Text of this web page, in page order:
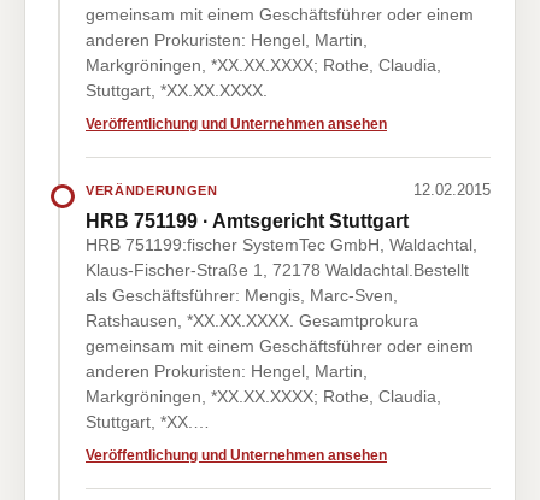
gemeinsam mit einem Geschäftsführer oder einem
anderen Prokuristen: Hengel, Martin,
Markgröningen, *XX.XX.XXXX; Rothe, Claudia,
Stuttgart, *XX.XX.XXXX.
Veröffentlichung und Unternehmen ansehen
VERÄNDERUNGEN 12.02.2015
HRB 751199 · Amtsgericht Stuttgart
HRB 751199:fischer SystemTec GmbH, Waldachtal,
Klaus-Fischer-Straße 1, 72178 Waldachtal.Bestellt
als Geschäftsführer: Mengis, Marc-Sven,
Ratshausen, *XX.XX.XXXX. Gesamtprokura
gemeinsam mit einem Geschäftsführer oder einem
anderen Prokuristen: Hengel, Martin,
Markgröningen, *XX.XX.XXXX; Rothe, Claudia,
Stuttgart, *XX.…
Veröffentlichung und Unternehmen ansehen